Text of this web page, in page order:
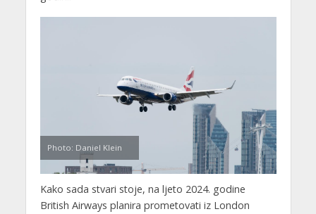
Photo: Daniel Klein
Kako sada stvari stoje, na ljeto 2024. godine
British Airways planira prometovati iz London